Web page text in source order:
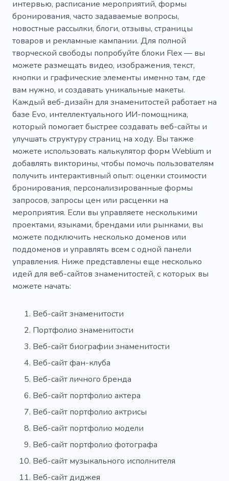
Загрузить музыку
Клип
Музыкальная школа
Музыкальная студия
Музыкальное видео
Саксофон
Скрипка
Пианино
Радио
Акустические музыкальные инструменты
Наушники
Электронные инструменты
Этнические инструменты
Легкая музыка
Спикер
Музыкальное оборудование
Музыкальный магазин
Музыкальный магазин
Музыкальное искусство
Магазин музыкальных товаров
Магазин звукозаписей
Запись
Регги
Ритмика
Печальные песни
интервью, расписание мероприятий, формы
бронирования, часто задаваемые вопросы,
новостные рассылки, блоги, отзывы, страницы
товаров и рекламные кампании. Для полной
творческой свободы попробуйте блоки Flex — вы
можете размещать видео, изображения, текст,
кнопки и графические элементы именно там, где
вам нужно, и создавать уникальные макеты.
Каждый веб-дизайн для знаменитостей работает на
базе Evo, интеллектуального ИИ-помощника,
который помогает быстрее создавать веб-сайты и
улучшать структуру страниц на ходу. Вы также
можете использовать калькулятор форм Weblium и
добавлять викторины, чтобы помочь пользователям
получить интерактивный опыт: оценки стоимости
бронирования, персонализированные формы
запросов, запросы цен или расценки на
мероприятия. Если вы управляете несколькими
проектами, языками, брендами или рынками, вы
можете подключить несколько доменов или
поддоменов и управлять всем с одной панели
управления. Ниже представлены еще несколько
идей для веб-сайтов знаменитостей, с которых вы
можете начать:
Веб-сайт знаменитости
Портфолио знаменитости
Веб-сайт биографии знаменитости
Веб-сайт фан-клуба
Веб-сайт личного бренда
Веб-сайт портфолио актера
Веб-сайт портфолио актрисы
Веб-сайт портфолио модели
Веб-сайт портфолио фотографа
Веб-сайт музыкального исполнителя
Веб-сайт диджея